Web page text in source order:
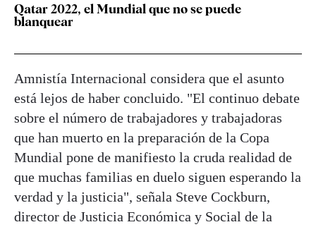
Qatar 2022, el Mundial que no se puede
blanquear
Amnistía Internacional considera que el asunto
está lejos de haber concluido. "El continuo debate
sobre el número de trabajadores y trabajadoras
que han muerto en la preparación de la Copa
Mundial pone de manifiesto la cruda realidad de
que muchas familias en duelo siguen esperando la
verdad y la justicia", señala Steve Cockburn,
director de Justicia Económica y Social de la